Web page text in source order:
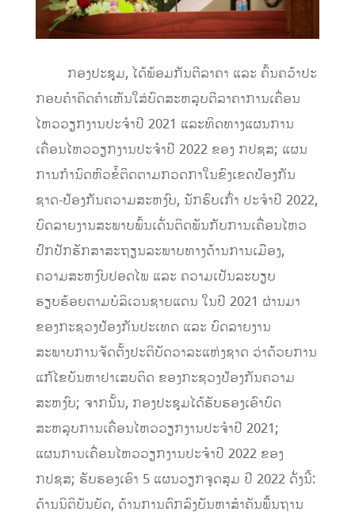
ກອງປະຊຸມ, ໄດ້ພ້ອມກັນຕີລາຄາ ແລະ ຄົ້ນຄວ້າປະ
ກອບຄໍາຄິດຄໍາເຫັນໃສ່ບົດສະຫລຸບຕີລາຄາການເຄື່ອນ
ໄຫວວຽກງານປະຈໍາປີ 2021 ແລະທິດທາງແຜນການ
ເຄື່ອນໄຫວວຽກງານປະຈໍາປີ 2022 ຂອງ ກປຊສ; ແຜນ
ການກໍານົດຫົວຂໍ້ຕິດຕາມກວດກາໃນຂົງເຂດປ້ອງກັນ
ຊາດ-ປ້ອງກັນຄວາມສະຫງົບ, ນັກຮົບເກົ່າ ປະຈໍາປີ 2022,
ບົດລາຍງານສະພາບພົ້ນເດັ່ນຕິດພັນກັບການເຄື່ອນໄຫວ
ປົກປັກຮັກສາສະຖຽນລະພາບທາງດ້ານການເມືອງ,
ຄວາມສະຫງົບປອດໄພ ແລະ ຄວາມເປັນລະບຽບ
ຮຽບຮ້ອຍຕາມບໍລິເວນຊາຍແດນ ໃນປີ 2021 ຜ່ານມາ
ຂອງກະຊວງປ້ອງກັນປະເທດ ແລະ ບົດລາຍງານ
ສະພາບການຈັດຕັ້ງປະຕິບັດວາລະແຫ່ງຊາດ ວ່າດ້ວຍການ
ແກ້ໄຂບັນຫາຢາເສບຕິດ ຂອງກະຊວງປ້ອງກັນຄວາມ
ສະຫງົບ; ຈາກນັ້ນ, ກອງປະຊຸມໄດ້ຮັບຮອງເອົາບົດ
ສະຫລຸບການເຄື່ອນໄຫວວຽກງານປະຈໍາປີ 2021;
ແຜນການເຄື່ອນໄຫວວຽກງານປະຈໍາປີ 2022 ຂອງ
ກປຊສ; ຮັບຮອງເອົາ 5 ແຜນວຽກຈຸດສຸມ ປີ 2022 ດັ່ງນີ້:
ດ້ານນິຕິບັນຍັດ, ດ້ານການຕົກລົງບັນຫາສໍາຄັນພື້ນຖານ